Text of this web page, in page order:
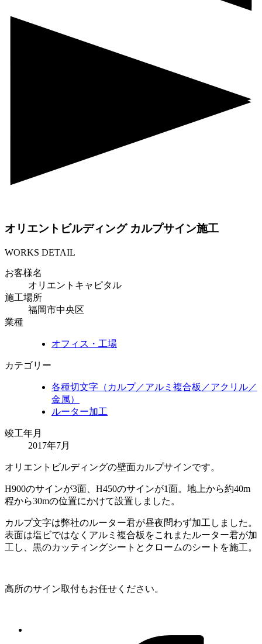
オリエントビルディング カルプサイン施工
WORKS DETAIL
お客様名
オリエントキャピタル
施工場所
福岡市中央区
業種
オフィス・工場
カテゴリー
各種切文字（カルプ／アルミ複合板／アクリル／
金属）
ルーター加工
竣工年月
2017年7月
オリエントビルディングの壁面カルプサインです。
H900のサインが3面、H450のサインが1面。地上から約40m
程から30mの位置にかけて設置しました。
カルプ文字は弊社のルーター君が昼夜問わず加工しました。
表面は塩ビではなくアルミ複合板をこれまたルーター君が加
工し、黒のカッティングシートとクロームのシートを施工。
高所のサイン取付もお任せください。